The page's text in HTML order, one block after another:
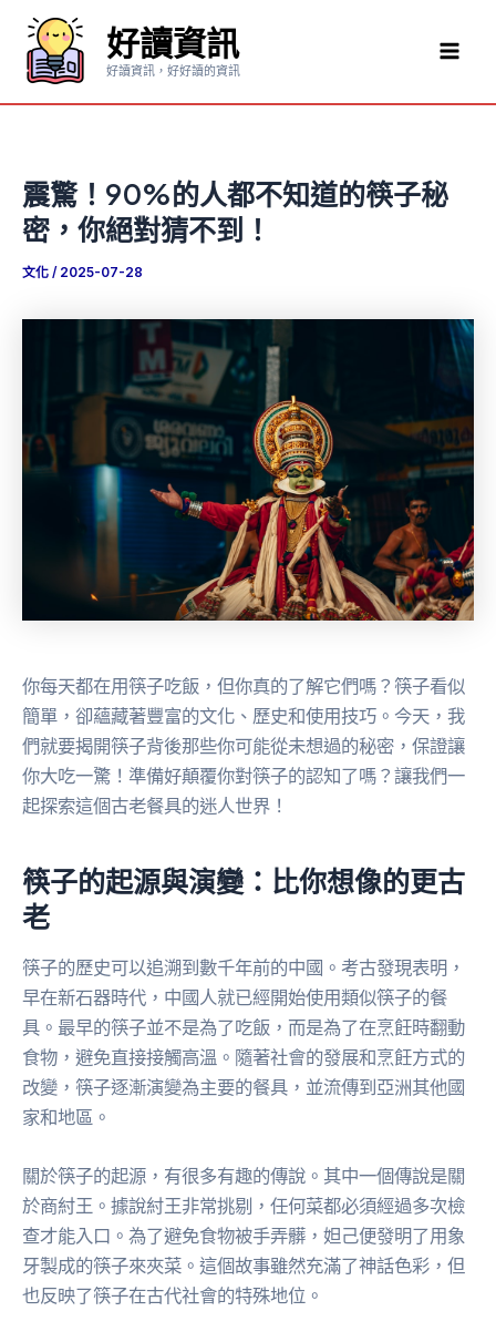
要
好讀資訊
好讀資訊，好好讀的資訊
震驚！90%的人都不知道的筷子秘
密，你絕對猜不到！
文化 / 2025-07-28
你每天都在用筷子吃飯，但你真的了解它們嗎？筷子看似
簡單，卻蘊藏著豐富的文化、歷史和使用技巧。今天，我
們就要揭開筷子背後那些你可能從未想過的秘密，保證讓
你大吃一驚！準備好顛覆你對筷子的認知了嗎？讓我們一
起探索這個古老餐具的迷人世界！
筷子的起源與演變：比你想像的更古
老
筷子的歷史可以追溯到數千年前的中國。考古發現表明，
早在新石器時代，中國人就已經開始使用類似筷子的餐
具。最早的筷子並不是為了吃飯，而是為了在烹飪時翻動
食物，避免直接接觸高溫。隨著社會的發展和烹飪方式的
改變，筷子逐漸演變為主要的餐具，並流傳到亞洲其他國
家和地區。
關於筷子的起源，有很多有趣的傳說。其中一個傳說是關
於商紂王。據說紂王非常挑剔，任何菜都必須經過多次檢
查才能入口。為了避免食物被手弄髒，妲己便發明了用象
牙製成的筷子來夾菜。這個故事雖然充滿了神話色彩，但
也反映了筷子在古代社會的特殊地位。